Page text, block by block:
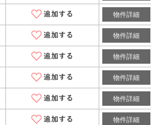
物件詳細
物件詳細
物件詳細
物件詳細
物件詳細
物件詳細